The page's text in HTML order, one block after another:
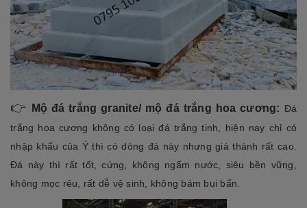
👉 Mộ đá trắng granite/ mộ đá trắng hoa cương: Đá
trắng hoa cương không có loại đá trắng tinh, hiện nay chỉ có
nhập khẩu của Ý thì có dòng đá này nhưng giá thành rất cao.
Đá này thì rất tốt, cứng, không ngấm nước, siêu bền vững,
không mọc rêu, rất dễ vệ sinh, không bám bụi bẩn.